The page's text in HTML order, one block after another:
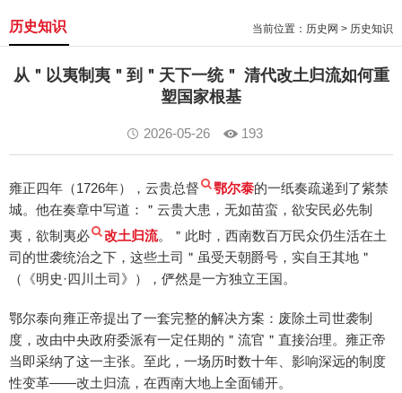
当前位置： 历史网 > 历史知识
历史知识
从＂以夷制夷＂到＂天下一统＂ 清代改土归流如何重
塑国家根基
2026-05-26 193
雍正四年（1726年），云贵总督 鄂尔泰的一纸奏疏递到了紫禁
城。他在奏章中写道：＂云贵大患，无如苗蛮，欲安民必先制
夷，欲制夷必
改土归流。＂此时，西南数百万民众仍生活在土
司的世袭统治之下，这些土司＂虽受天朝爵号，实自王其地＂
（《明史·四川土司》），俨然是一方独立王国。
鄂尔泰向雍正帝提出了一套完整的解决方案：废除土司世袭制
度，改由中央政府委派有一定任期的＂流官＂直接治理。雍正帝
当即采纳了这一主张。至此，一场历时数十年、影响深远的制度
性变革——改土归流，在西南大地上全面铺开。